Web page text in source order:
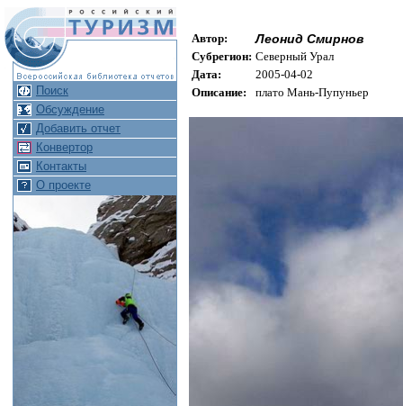
Поиск
Обсуждение
Добавить отчет
Конвертор
Контакты
О проекте
Автор: Леонид Смирнов
Cубрегион: Северный Урал
Дата:
2005-04-02
Описание:
плато Мань-Пупуньер